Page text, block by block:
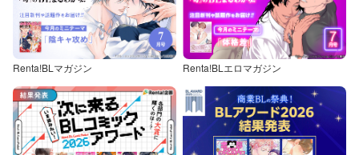
Renta!BLマガジン Renta!BLエロマガジン